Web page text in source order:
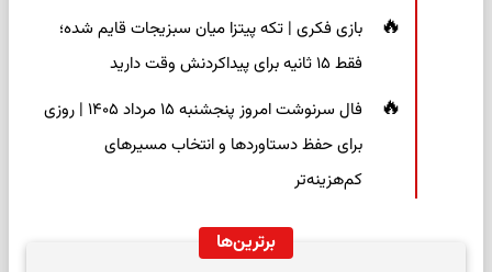
بازی فکری | تکه پیتزا میان سبزیجات قایم شده؛
فقط ۱۵ ثانیه برای پیداکردنش وقت دارید
فال سرنوشت امروز پنجشنبه ۱۵ مرداد ۱۴۰۵ | روزی
برای حفظ دستاوردها و انتخاب مسیرهای
کم‌هزینه‌تر
برترین‌ها